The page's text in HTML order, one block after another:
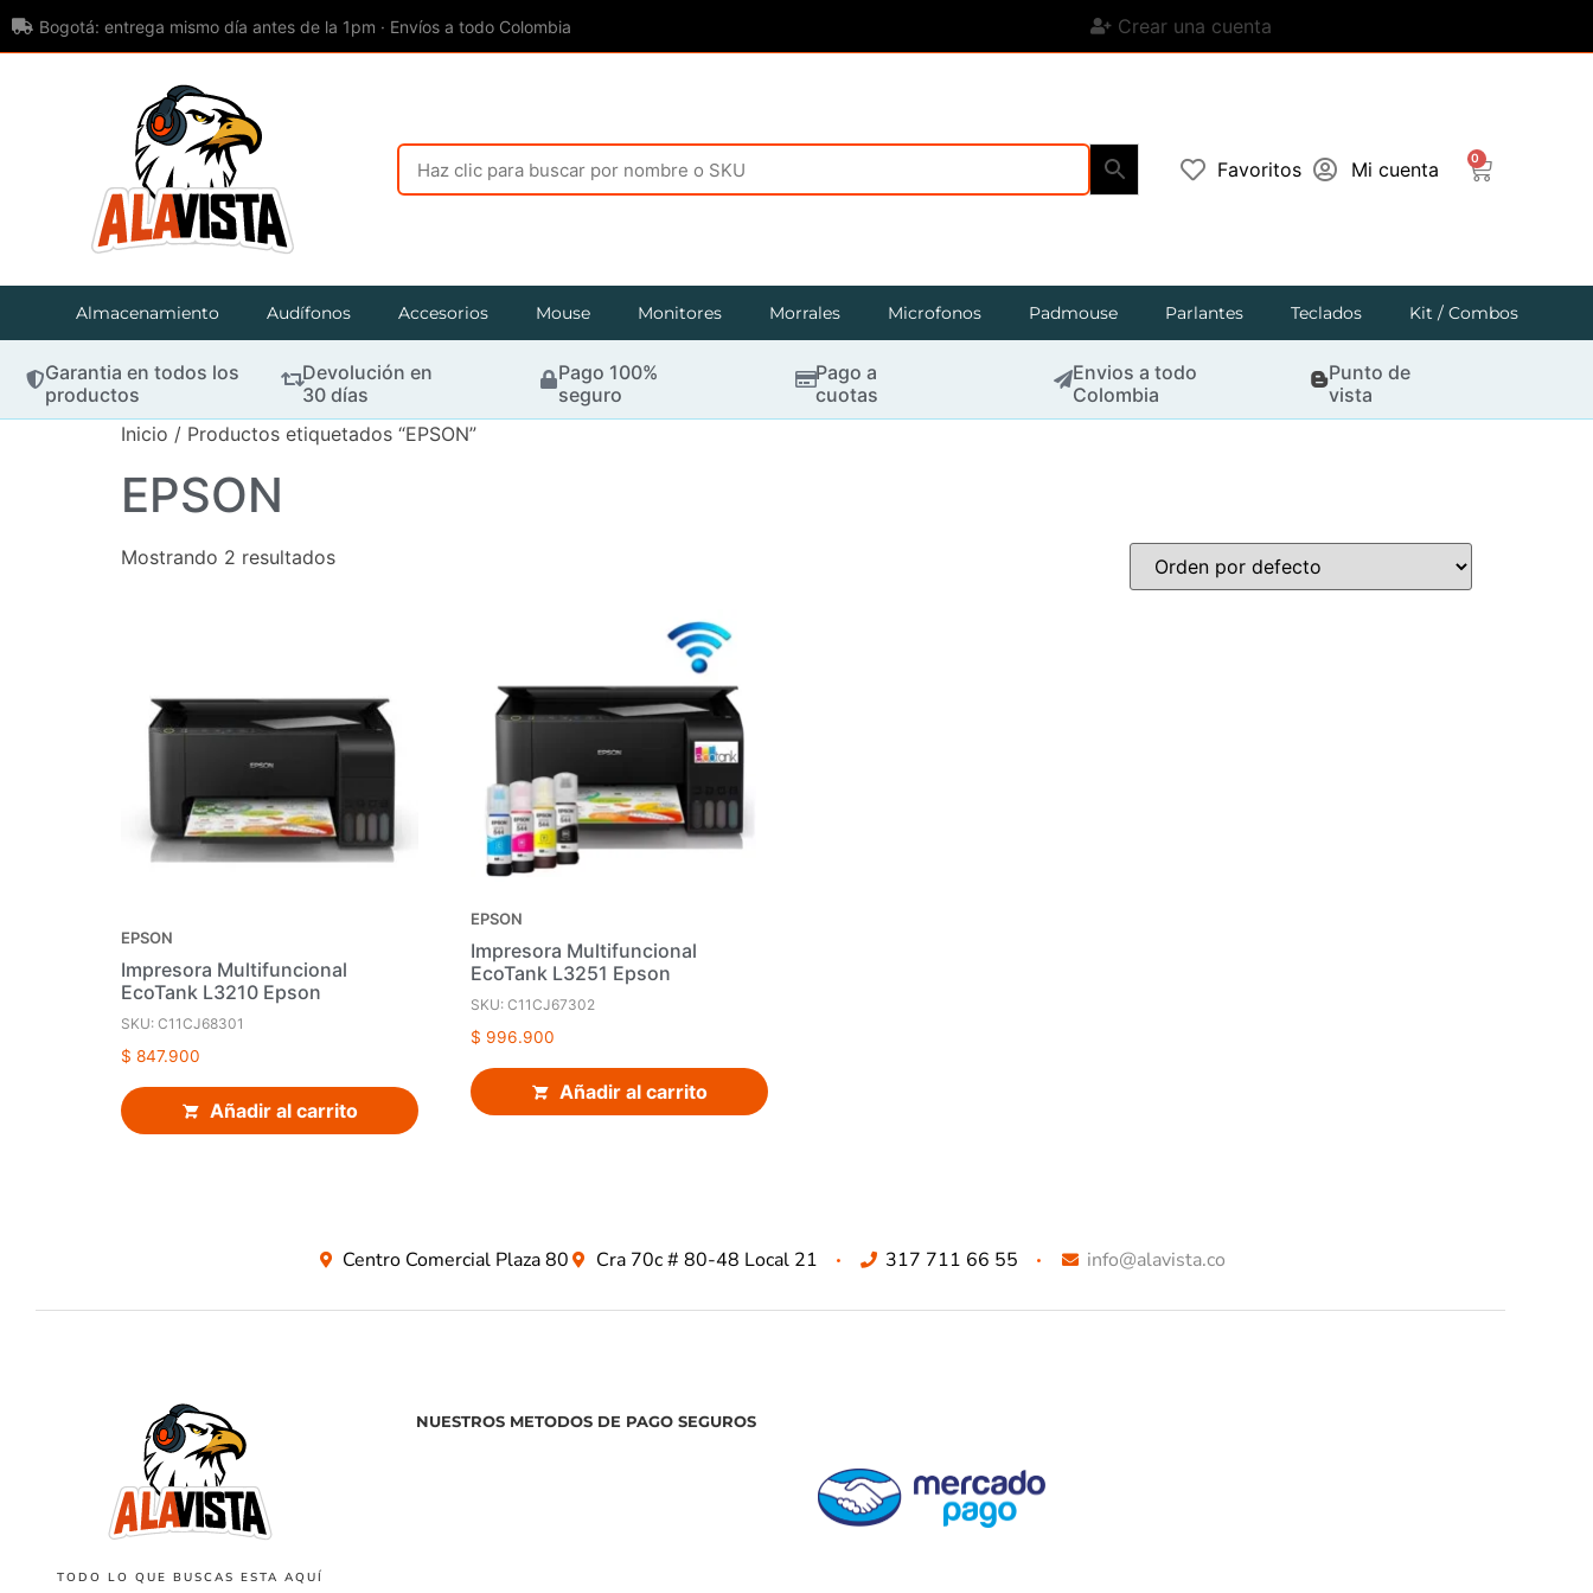
Bogotá: entrega mismo día antes de la 1pm · Envíos a todo Colombia Crear una cuenta
Favoritos Mi cuenta
0
Almacenamiento Audífonos Accesorios Mouse Monitores Morrales Microfonos Padmouse Parlantes Teclados Kit / Combos
Garantia en todos los
productos
Devolución en
30 días
Pago 100%
seguro
Pago a
cuotas
Envios a todo
Colombia
Punto de
vista
Inicio / Productos etiquetados “EPSON”
EPSON
Mostrando 2 resultados
EPSON
Impresora Multifuncional
EcoTank L3210 Epson
SKU: C11CJ68301
$ 847.900
Añadir al carrito
EPSON
Impresora Multifuncional
EcoTank L3251 Epson
SKU: C11CJ67302
$ 996.900
Añadir al carrito
Centro Comercial Plaza 80 Cra 70c # 80-48 Local 21 317 711 66 55 info@alavista.co
TODO LO QUE BUSCAS ESTA AQUÍ
NUESTROS METODOS DE PAGO SEGUROS